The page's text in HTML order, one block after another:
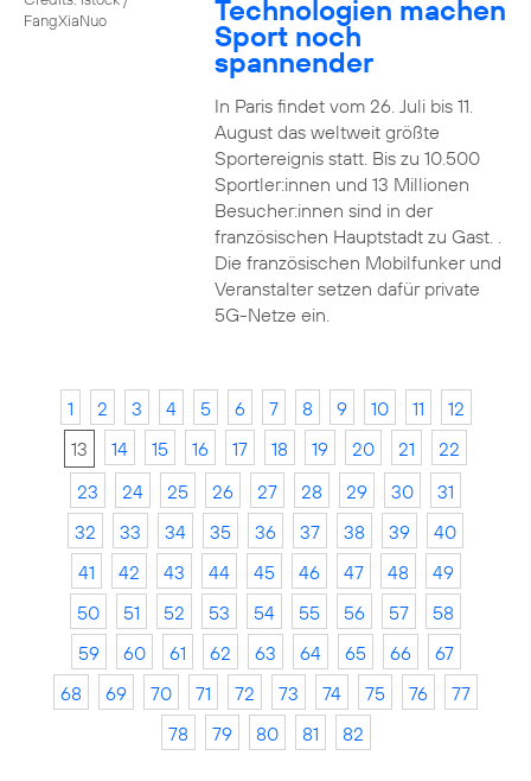
FangXiaNuo
Technologien machen
Sport noch
spannender
In Paris findet vom 26. Juli bis 11.
August das weltweit größte
Sportereignis statt. Bis zu 10.500
Sportler:innen und 13 Millionen
Besucher:innen sind in der
französischen Hauptstadt zu Gast. .
Die französischen Mobilfunker und
Veranstalter setzen dafür private
5G-Netze ein.
1 2 3 4 5 6 7 8 9 10 11
12
13
14 15 16 17 18 19 20 21
22
23
24 25 26 27 28 29 30
31
32
33 34 35 36 37 38 39
40
41
42 43 44 45 46 47 48
49
50
51 52 53 54 55 56 57
58
59
60 61 62 63 64 65 66
67
68
69 70 71 72 73 74 75 76
77
78
79 80 81 82